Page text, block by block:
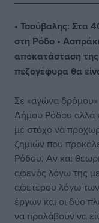
• Τσούβαλης: Στα
στη Ρόδο •
αποκατάσταση
πεζογέφυρα θα
Σε «αγώνα δρόμου»
Δήμου Ρόδου αλλά
με στόχο να
ζημιών που
Ρόδου. Αν και
αφενός λόγω της
αφετέρου λόγω των
έργων και οι δύο
να προλάβουν να